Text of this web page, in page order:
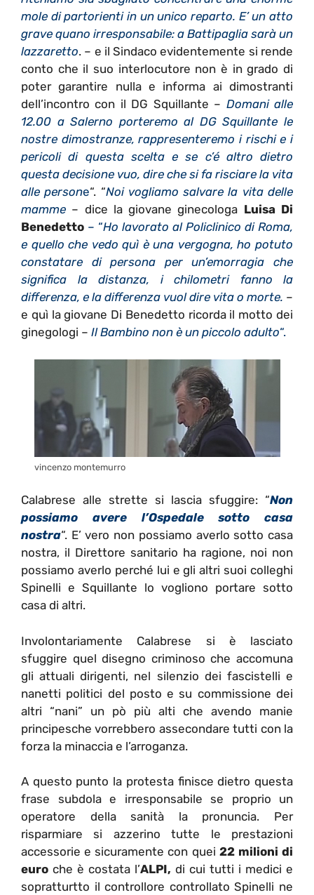
mole di partorienti in un unico reparto. E’ un atto
grave quano irresponsabile: a Battipaglia sarà un
lazzaretto. – e il Sindaco evidentemente si rende
conto che il suo interlocutore non è in grado di
poter garantire nulla e informa ai dimostranti
dell’incontro con il DG Squillante – Domani alle
12.00 a Salerno porteremo al DG Squillante le
nostre dimostranze, rappresenteremo i rischi e i
pericoli di questa scelta e se c’é altro dietro
questa decisione vuo, dire che si fa risciare la vita
alle persone“. “Noi vogliamo salvare la vita delle
mamme – dice la giovane ginecologa Luisa Di
Benedetto – “Ho lavorato al Policlinico di Roma,
e quello che vedo quì è una vergogna, ho potuto
constatare di persona per un’emorragia che
significa la distanza, i chilometri fanno la
differenza, e la differenza vuol dire vita o morte. –
e quì la giovane Di Benedetto ricorda il motto dei
ginegologi – Il Bambino non è un piccolo adulto“.
vincenzo montemurro
Calabrese alle strette si lascia sfuggire: “Non
possiamo avere l’Ospedale sotto casa
nostra“. E’ vero non possiamo averlo sotto casa
nostra, il Direttore sanitario ha ragione, noi non
possiamo averlo perché lui e gli altri suoi colleghi
Spinelli e Squillante lo vogliono portare sotto
casa di altri.
Involontariamente Calabrese si è lasciato
sfuggire quel disegno criminoso che accomuna
gli attuali dirigenti, nel silenzio dei fascistelli e
nanetti politici del posto e su commissione dei
altri “nani” un pò più alti che avendo manie
principesche vorrebbero assecondare tutti con la
forza la minaccia e l’arroganza.
A questo punto la protesta finisce dietro questa
frase subdola e irresponsabile se proprio un
operatore della sanità la pronuncia. Per
risparmiare si azzerino tutte le prestazioni
accessorie e sicuramente con quei 22 milioni di
euro che è costata l’ALPI, di cui tutti i medici e
sopratturtto il controllore controllato Spinelli ne